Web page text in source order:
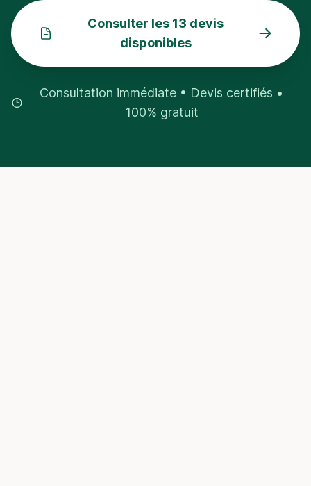
Consulter les 13 devis
disponibles
Consultation immédiate • Devis certifiés •
100% gratuit